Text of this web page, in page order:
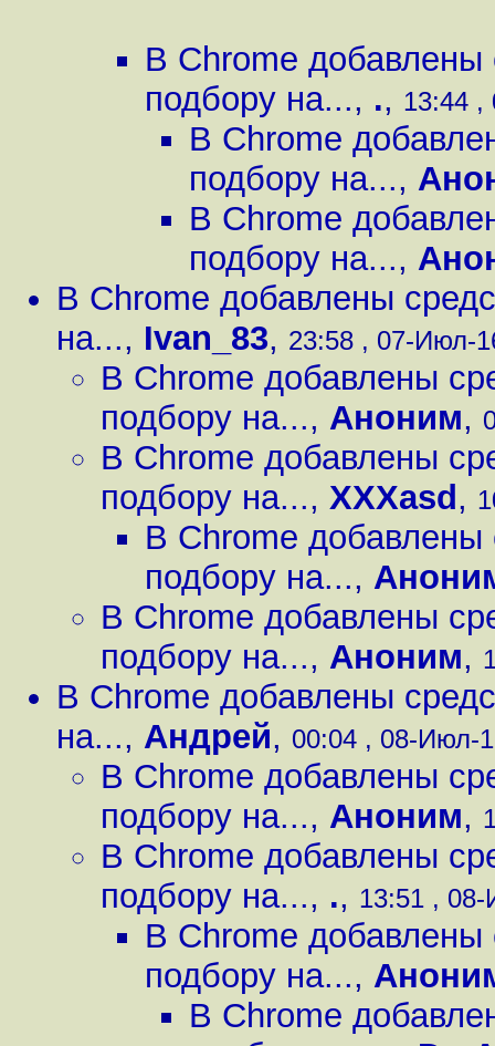
В Chrome добавлены
подбору на..., ., 13:44 ,
В Chrome
подбору на...,
В Chrome
подбору на...,
В Chrome добавлены
на..., Ivan_83, 23:58 , 07-Июл-
В Chrome добавлены
подбору на..., Аноним,
В Chrome добавлены
подбору на..., XXXasd ,
В Chrome добавлены
подбору на...,
В Chrome добавлены
подбору на..., Аноним,
В Chrome добавлены
на..., Андрей, 00:04 , 08-Июл-
В Chrome добавлены
подбору на..., Аноним,
В Chrome добавлены
подбору на..., ., 13:51 ,
В Chrome добавлены
подбору на...,
В Chrome